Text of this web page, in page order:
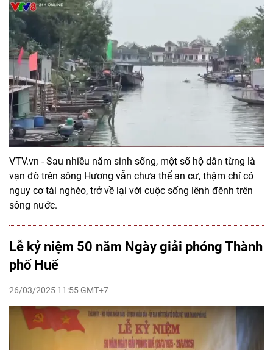
VTV.vn - Sau nhiều năm sinh sống, một số hộ dân từng là
vạn đò trên sông Hương vẫn chưa thể an cư, thậm chí có
nguy cơ tái nghèo, trở về lại với cuộc sống lênh đênh trên
sông nước.
Lễ kỷ niệm 50 năm Ngày giải phóng Thành
phố Huế
26/03/2025 11:55 GMT+7